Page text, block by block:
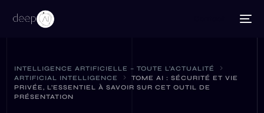
INTELLIGENCE ARTIFICIELLE – TOUTE L’ACTUALITÉ
ARTIFICIAL INTELLIGENCE
TOME AI : SÉCURITÉ ET VIE
PRIVÉE, L’ESSENTIEL À SAVOIR SUR CET OUTIL DE
PRÉSENTATION